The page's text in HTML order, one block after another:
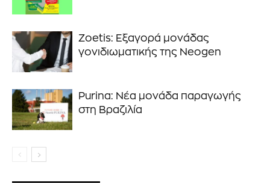
Zoetis: Εξαγορά μονάδας
γονιδιωματικής της Neogen
Purina: Νέα μονάδα παραγωγής
στη Βραζιλία